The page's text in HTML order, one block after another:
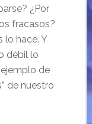
¿Por
fracasos?
lo hace. Y
débil lo
de
de nuestro